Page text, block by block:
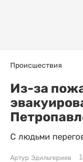
Происшествия
Из-за
С людьми
Артур Эдильгериев